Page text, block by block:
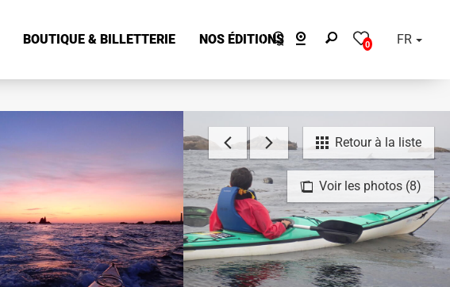
0 FR
BOUTIQUE & BILLETTERIE NOS ÉDITIONS
Voir les photos (8)
Retour à la liste